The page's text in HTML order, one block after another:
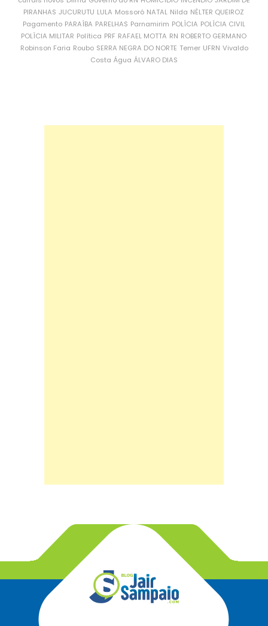
PIRANHAS JUCURUTU LULA Mossoró NATAL Nilda NÉLTER QUEIROZ
Pagamento PARAÍBA PARELHAS Parnamirim POLÍCIA POLÍCIA CIVIL
POLÍCIA MILITAR Política PRF RAFAEL MOTTA RN ROBERTO GERMANO
Robinson Faria Roubo SERRA NEGRA DO NORTE Temer UFRN Vivaldo
Costa Água ÁLVARO DIAS